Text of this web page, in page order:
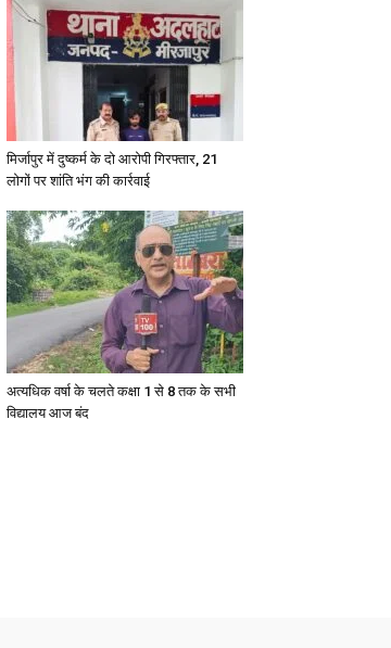
मिर्जापुर में दुष्कर्म के दो आरोपी गिरफ्तार, 21
लोगों पर शांति भंग की कार्रवाई
अत्यधिक वर्षा के चलते कक्षा 1 से 8 तक के सभी
विद्यालय आज बंद